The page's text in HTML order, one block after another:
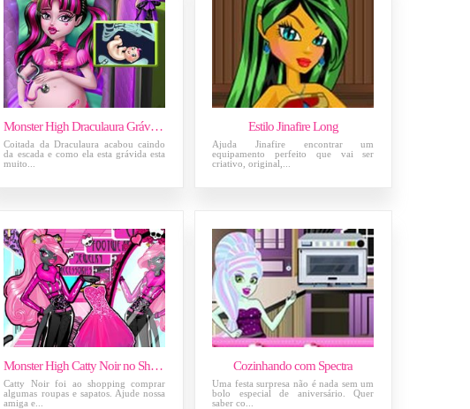
Monster High Draculaura Grávida no Médico 2
Coitada da Draculaura acabou caindo
da escada e como ela esta grávida esta
muito...
Estilo Jinafire Long
Ajuda Jinafire encontrar um
equipamento perfeito que vai ser
criativo, original,...
Monster High Catty Noir no Shopping
Catty Noir foi ao shopping comprar
algumas roupas e sapatos. Ajude nossa
amiga e...
Cozinhando com Spectra
Uma festa surpresa não é nada sem um
bolo especial de aniversário. Quer
saber co...